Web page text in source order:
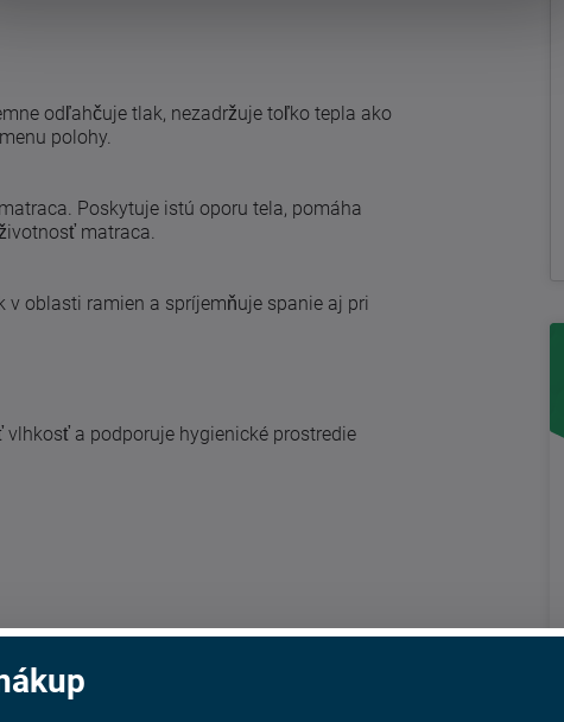
odľahčuje tlak, nezadržuje toľko tepla ako
polohy.
Poskytuje istú oporu tela, pomáha
matraca.
oblasti ramien a spríjemňuje spanie aj pri
a podporuje hygienické prostredie